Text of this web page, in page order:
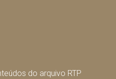
do arquivo RTP